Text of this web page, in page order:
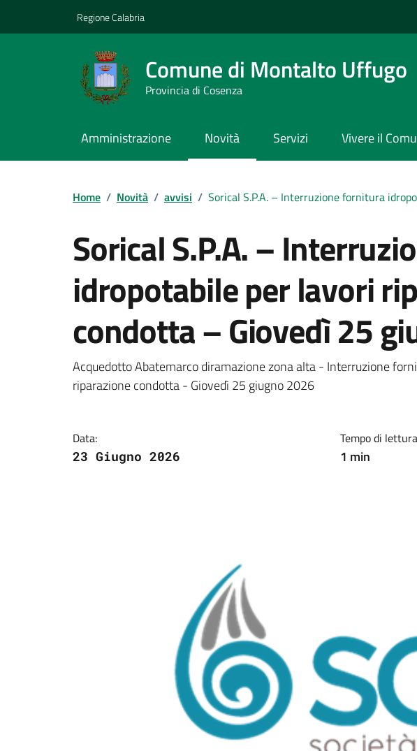
Regione Calabria
Comune di Montalto Uffugo
Provincia di Cosenza
Amministrazione Novità Servizi Vivere il
Home / Novità / avvisi / Sorical S.P.A. – Interruzione fornitura
Sorical S.P.A. –
idropotabile per lavori
condotta – Giovedì 25
Dettagli della notizia
Acquedotto Abatemarco diramazione zona alta - Interruzione
riparazione condotta - Giovedì 25 giugno 2026
Data:
23 Giugno 2026
Tempo di
1 min